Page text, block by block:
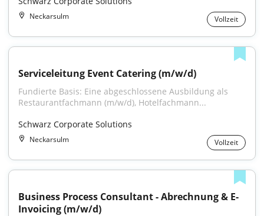
Neckarsulm Vollzeit
Serviceleitung Event Catering (m/w/d)
Fundierte Basis: Eine abgeschlossene Ausbildung als
Restaurantfachmann (m/w/d), Hotelfachmann...
Schwarz Corporate Solutions
Neckarsulm Vollzeit
Business Process Consultant - Abrechnung & E-
Invoicing (m/w/d)